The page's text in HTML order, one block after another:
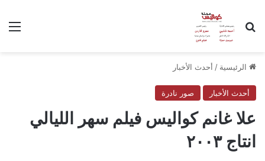
بحث عن
الرئيسية / أحدث الأخبار
أحدث الأخبار صور نادرة
علا غانم كواليس فيلم سهر الليالي
انتاج ٢٠٠٣